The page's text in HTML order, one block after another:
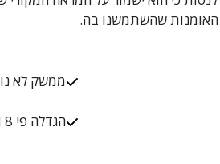
האומנות שהשתמשנו בה.
ממשק לא
הגדלה פי 8 ו 16 בתשלום